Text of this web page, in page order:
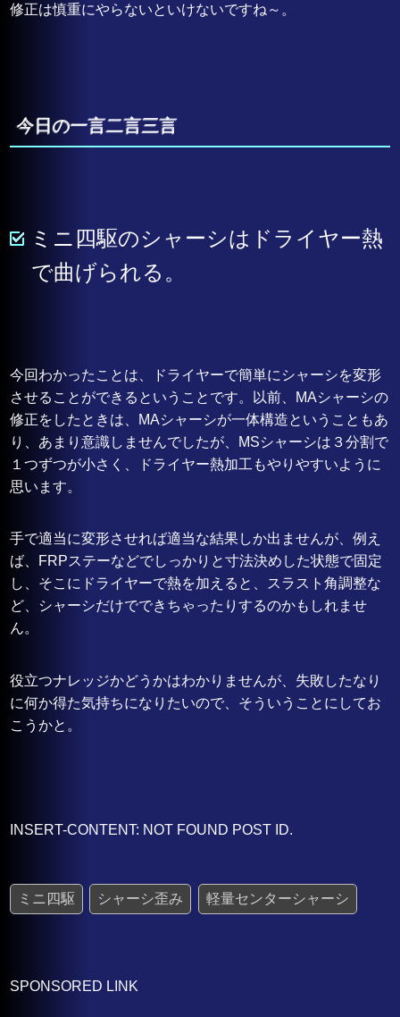
修正は慎重にやらないといけないですね～。
今日の一言二言三言
ミニ四駆のシャーシはドライヤー熱
で曲げられる。
今回わかったことは、ドライヤーで簡単にシャーシを変形
させることができるということです。以前、MAシャーシの
修正をしたときは、MAシャーシが一体構造ということもあ
り、あまり意識しませんでしたが、MSシャーシは３分割で
１つずつが小さく、ドライヤー熱加工もやりやすいように
思います。
手で適当に変形させれば適当な結果しか出ませんが、例え
ば、FRPステーなどでしっかりと寸法決めした状態で固定
し、そこにドライヤーで熱を加えると、スラスト角調整な
ど、シャーシだけでできちゃったりするのかもしれませ
ん。
役立つナレッジかどうかはわかりませんが、失敗したなり
に何か得た気持ちになりたいので、そういうことにしてお
こうかと。
INSERT-CONTENT: NOT FOUND POST ID.
ミニ四駆 シャーシ歪み 軽量センターシャーシ
SPONSORED LINK